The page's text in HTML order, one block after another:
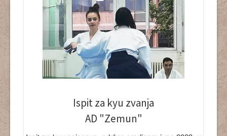
Ispit za kyu zvanja
AD "Zemun"